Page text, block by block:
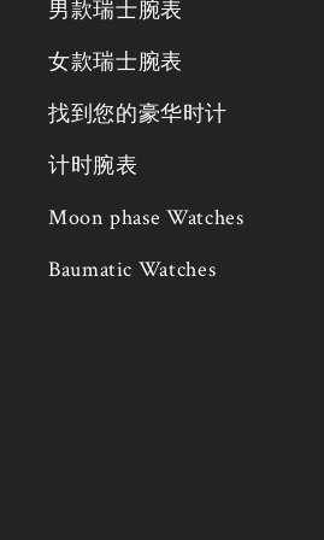
男款瑞士腕表
女款瑞士腕表
找到您的豪华时计
计时腕表
Moon phase Watches
Baumatic Watches